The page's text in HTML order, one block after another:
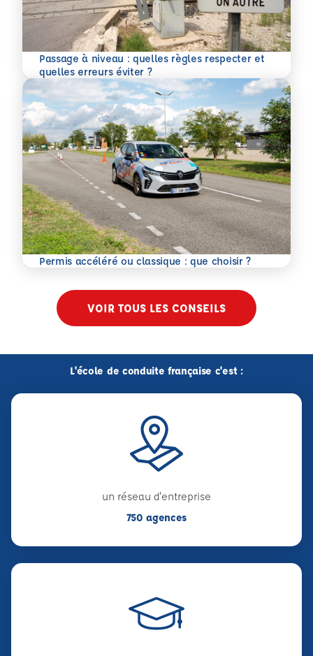
Passage à niveau : quelles règles respecter et
quelles erreurs éviter ?
En savoir plus
Permis accéléré ou classique : que choisir ?
En savoir plus
VOIR TOUS LES CONSEILS
L'école de conduite française c'est :
un réseau d'entreprise
750 agences